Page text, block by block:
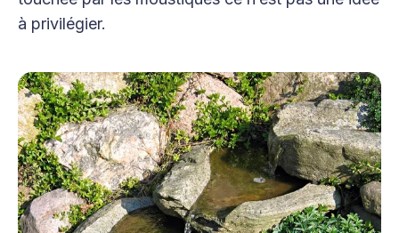
à privilégier.